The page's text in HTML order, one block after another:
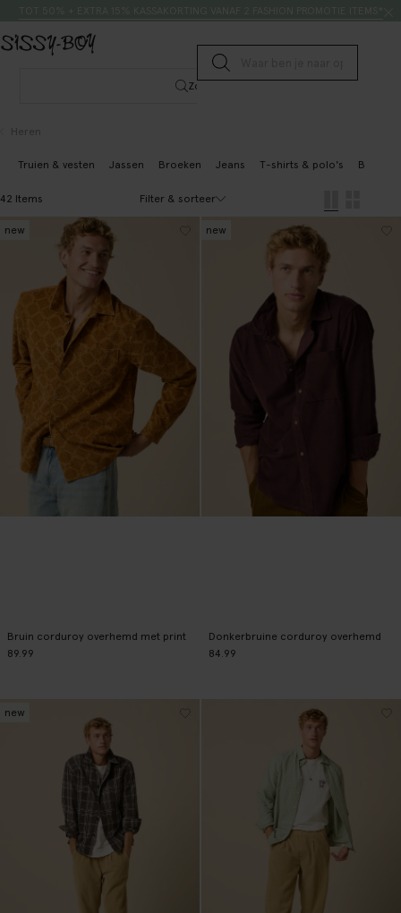
Submit search
Zoeken
Heren
Truien & vesten Jassen Broeken Jeans T-shirts & polo's Blazers
42 Items Filter & sorteer
Bruin corduroy overhemd met print
89.99
new
Donkerbruine corduroy overhemd
84.99
new
new